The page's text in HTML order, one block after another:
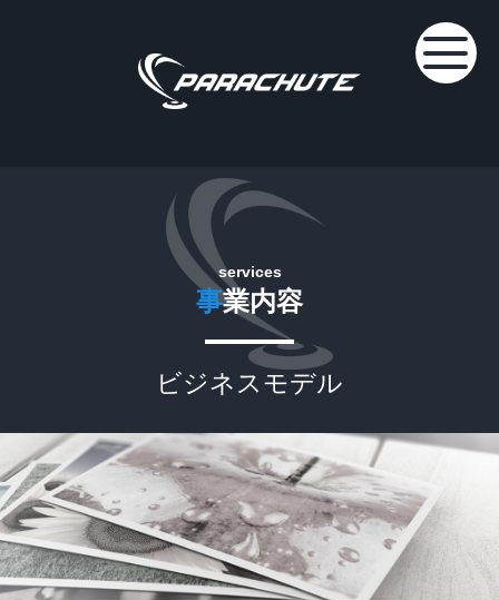
services
事業内容
ビジネスモデル